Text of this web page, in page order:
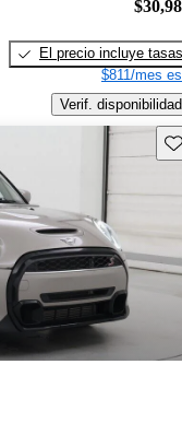
El precio incluye tasas
$811/mes
Verif. disponibilidad